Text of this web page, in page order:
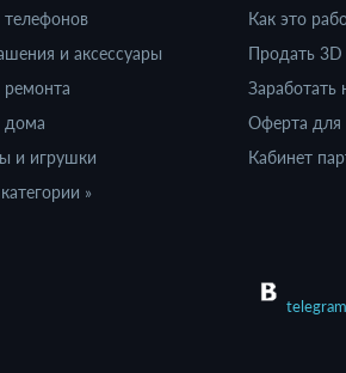
и аксессуары
дома
и игрушки
»
Как это
Продать
Заработать
Оферта для
Кабинет
telegram